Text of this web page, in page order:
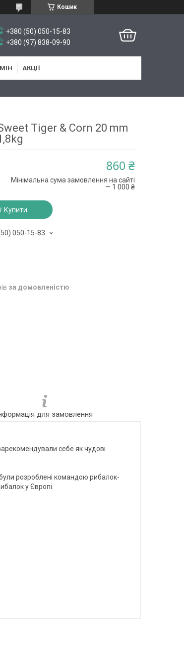
Кошик
+380 (50) 050-15-83
+380 (97) 838-09-90
АКЦІЇ
Tiger & Corn 20 mm
860 ₴
Мінімальна сума замовлення на сайті
— 1 000 ₴
Купити
050-15-83
за домовленістю
для замовлення
себе як чудові
розроблені командою рибалок-
у Європі.